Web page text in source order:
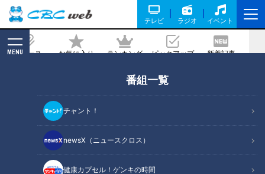
テレビ ラジオ イベント
ニュース お気に入り ランキング ピックアップ 新着記事
MENU
番組一覧
チャント！
newsX（ニュースクロス）
健康カプセル！ゲンキの時間
身アナが岐阜県美濃市の『とんちゃん』
を調査！
記事に戻る